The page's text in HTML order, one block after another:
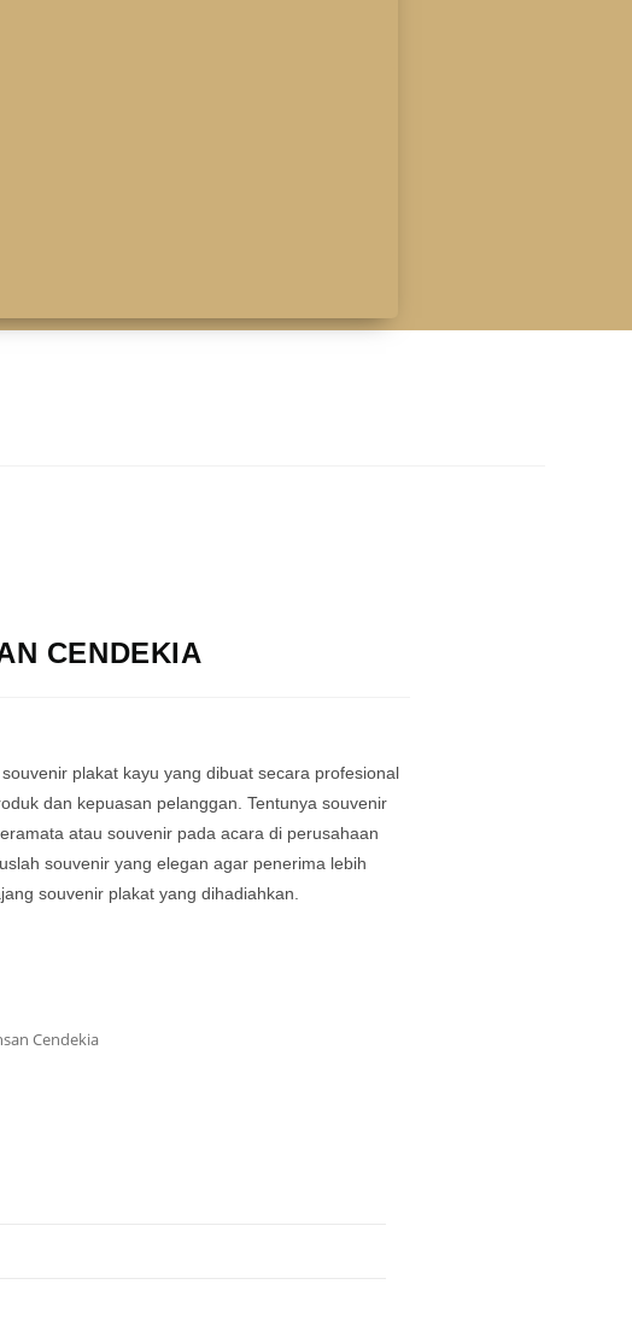
CENDEKIA
plakat kayu yang dibuat secara profesional
dan kepuasan pelanggan. Tentunya souvenir
atau souvenir pada acara di perusahaan
souvenir yang elegan agar penerima lebih
souvenir plakat yang dihadiahkan.
Cendekia